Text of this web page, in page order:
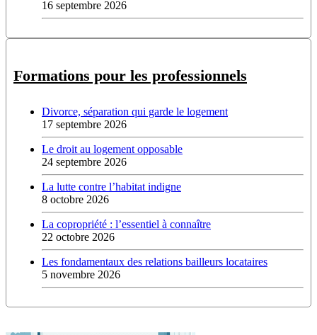
16 septembre 2026
Formations pour les professionnels
Divorce, séparation qui garde le logement
17 septembre 2026
Le droit au logement opposable
24 septembre 2026
La lutte contre l’habitat indigne
8 octobre 2026
La copropriété : l’essentiel à connaître
22 octobre 2026
Les fondamentaux des relations bailleurs locataires
5 novembre 2026